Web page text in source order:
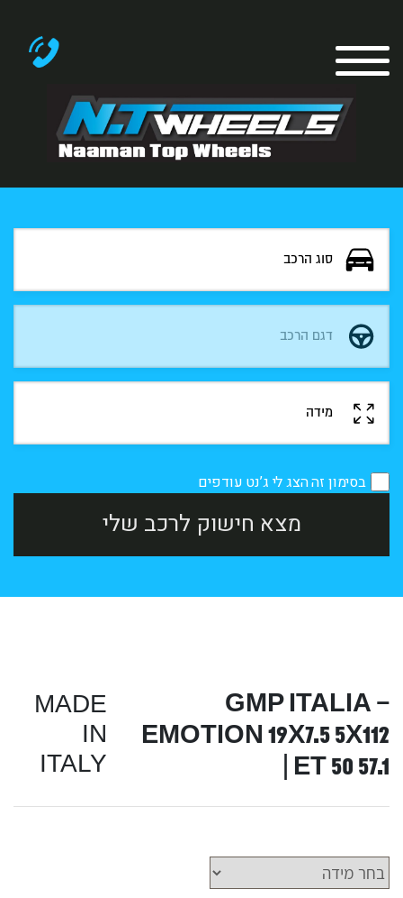
בסימון זה הצג לי ג’נט עודפים
מצא חישוק לרכב שלי
GMP ITALIA –
EMOTION 19X7.5 5X112
ET 50 57.1 |
MADE
IN
ITALY